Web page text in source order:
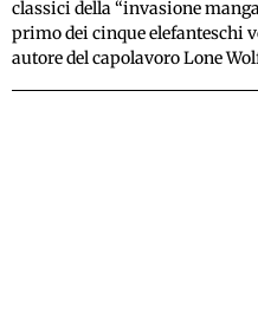
classici della “invasione
primo dei cinque elefanteschi
autore del capolavoro Lone